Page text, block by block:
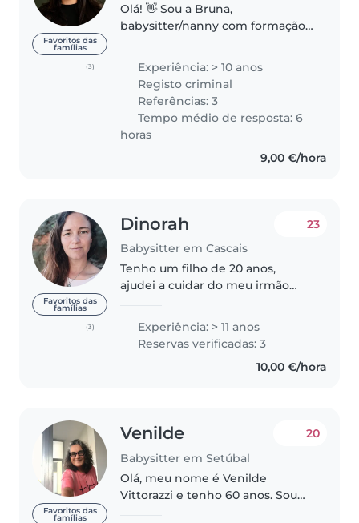
Favoritos das
famílias
(3)
Olá! 👋 Sou a Bruna,
babysitter/nanny com formação
acompanhamento de bebés e
crianças de diferentes idades. O
meu objetivo..
Experiência: > 10 anos
Registo criminal
Referências: 3
Tempo médio de resposta: 6
horas
9,00 €/hora
Favoritos das
famílias
(3)
Dinorah
Babysitter em Cascais
23
Tenho um filho de 20 anos,
ajudei a cuidar do meu irmão
algumas vezes com as minhas
sobrinhas, que estão com 18 e 12
Experiência: > 11 anos
Reservas verificadas: 3
10,00 €/hora
Favoritos das
famílias
Venilde
Babysitter em Setúbal
20
Olá, meu nome é Venilde
Vittorazzi e tenho 60 anos. Sou